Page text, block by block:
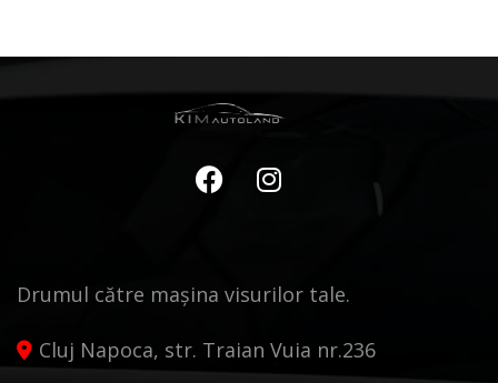
Drumul către mașina visurilor tale.
Cluj Napoca, str. Traian Vuia nr.236